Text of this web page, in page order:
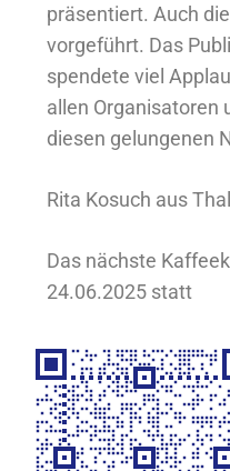
präsentiert. Auch
vorgeführt. Das
spendete viel
allen Organisatoren
diesen gelungenen
Rita Kosuch aus
Das nächste
24.06.2025 statt